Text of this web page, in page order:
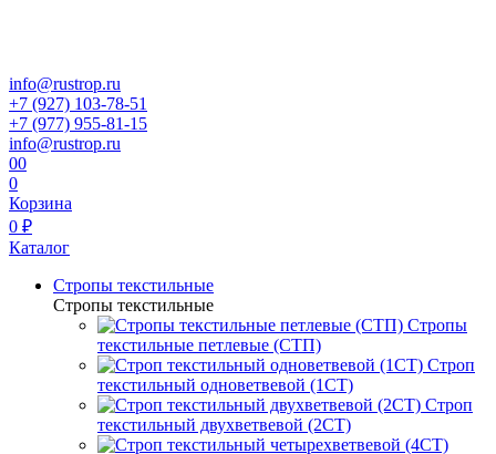
info@rustrop.ru
+7 (927) 103-78-51
+7 (977) 955-81-15
info@rustrop.ru
00
0
Корзина
0 ₽
Каталог
Стропы текстильные
Стропы текстильные
Стропы
текстильные петлевые (СТП)
Строп
текстильный одноветвевой (1СТ)
Строп
текстильный двухветвевой (2СТ)